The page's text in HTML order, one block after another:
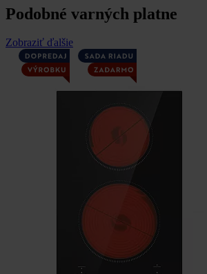
Podobné varných platne
Zobraziť ďalšie